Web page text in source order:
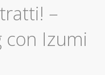
–
con Izumi